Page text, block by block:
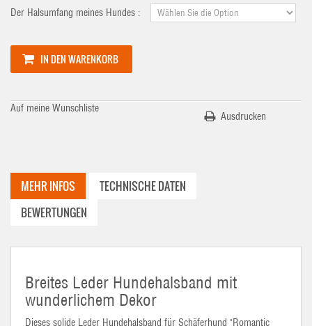
Der Halsumfang meines Hundes :
IN DEN WARENKORB
Auf meine Wunschliste
Ausdrucken
MEHR INFOS
TECHNISCHE DATEN
BEWERTUNGEN
Breites Leder Hundehalsband mit
wunderlichem Dekor
Dieses solide Leder Hundehalsband für Schäferhund "Romantic